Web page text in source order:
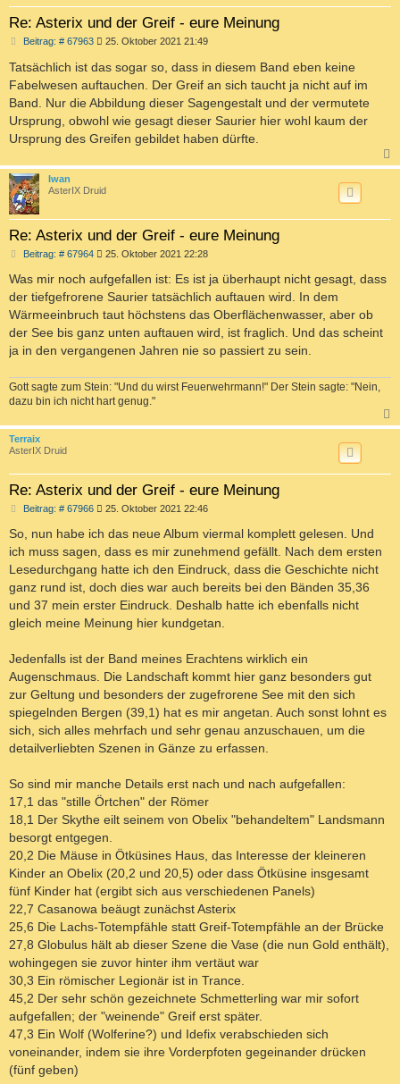
Re: Asterix und der Greif - eure Meinung
Beitrag: # 67963B
i
r
a
g
25. Oktober 2021 21:49
Tatsächlich ist das sogar so, dass in diesem Band eben keine
Fabelwesen auftauchen. Der Greif an sich taucht ja nicht auf im
Band. Nur die Abbildung dieser Sagengestalt und der vermutete
Ursprung, obwohl wie gesagt dieser Saurier hier wohl kaum der
Ursprung des Greifen gebildet haben dürfte.
a
Iwan
AsterIX Druid
Re: Asterix und der Greif - eure Meinung
Beitrag: # 67964B
i
r
a
g
25. Oktober 2021 22:28
Was mir noch aufgefallen ist: Es ist ja überhaupt nicht gesagt, dass
der tiefgefrorene Saurier tatsächlich auftauen wird. In dem
Wärmeeinbruch taut höchstens das Oberflächenwasser, aber ob
der See bis ganz unten auftauen wird, ist fraglich. Und das scheint
ja in den vergangenen Jahren nie so passiert zu sein.
Gott sagte zum Stein: "Und du wirst Feuerwehrmann!" Der Stein sagte: "Nein,
dazu bin ich nicht hart genug."
a
Terraix
AsterIX Druid
Re: Asterix und der Greif - eure Meinung
Beitrag: # 67966B
i
r
a
g
25. Oktober 2021 22:46
So, nun habe ich das neue Album viermal komplett gelesen. Und
ich muss sagen, dass es mir zunehmend gefällt. Nach dem ersten
Lesedurchgang hatte ich den Eindruck, dass die Geschichte nicht
ganz rund ist, doch dies war auch bereits bei den Bänden 35,36
und 37 mein erster Eindruck. Deshalb hatte ich ebenfalls nicht
gleich meine Meinung hier kundgetan.
Jedenfalls ist der Band meines Erachtens wirklich ein
Augenschmaus. Die Landschaft kommt hier ganz besonders gut
zur Geltung und besonders der zugefrorene See mit den sich
spiegelnden Bergen (39,1) hat es mir angetan. Auch sonst lohnt es
sich, sich alles mehrfach und sehr genau anzuschauen, um die
detailverliebten Szenen in Gänze zu erfassen.
So sind mir manche Details erst nach und nach aufgefallen:
17,1 das "stille Örtchen" der Römer
18,1 Der Skythe eilt seinem von Obelix "behandeltem" Landsmann
besorgt entgegen.
20,2 Die Mäuse in Ötküsines Haus, das Interesse der kleineren
Kinder an Obelix (20,2 und 20,5) oder dass Ötküsine insgesamt
fünf Kinder hat (ergibt sich aus verschiedenen Panels)
22,7 Casanowa beäugt zunächst Asterix
25,6 Die Lachs-Totempfähle statt Greif-Totempfähle an der Brücke
27,8 Globulus hält ab dieser Szene die Vase (die nun Gold enthält),
wohingegen sie zuvor hinter ihm vertäut war
30,3 Ein römischer Legionär ist in Trance.
45,2 Der sehr schön gezeichnete Schmetterling war mir sofort
aufgefallen; der "weinende" Greif erst später.
47,3 Ein Wolf (Wolferine?) und Idefix verabschieden sich
voneinander, indem sie ihre Vorderpfoten gegeinander drücken
(fünf geben)